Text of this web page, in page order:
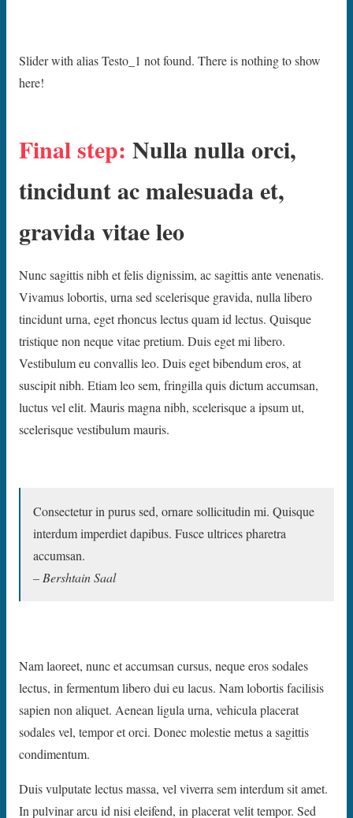
Slider with alias Testo_1 not found. There is nothing to show
here!
Final step: Nulla nulla orci,
tincidunt ac malesuada et,
gravida vitae leo
Nunc sagittis nibh et felis dignissim, ac sagittis ante venenatis.
Vivamus lobortis, urna sed scelerisque gravida, nulla libero
tincidunt urna, eget rhoncus lectus quam id lectus. Quisque
tristique non neque vitae pretium. Duis eget mi libero.
Vestibulum eu convallis leo. Duis eget bibendum eros, at
suscipit nibh. Etiam leo sem, fringilla quis dictum accumsan,
luctus vel elit. Mauris magna nibh, scelerisque a ipsum ut,
scelerisque vestibulum mauris.
Consectetur in purus sed, ornare sollicitudin mi. Quisque
interdum imperdiet dapibus. Fusce ultrices pharetra
accumsan.
– Bershtain Saal
Nam laoreet, nunc et accumsan cursus, neque eros sodales
lectus, in fermentum libero dui eu lacus. Nam lobortis facilisis
sapien non aliquet. Aenean ligula urna, vehicula placerat
sodales vel, tempor et orci. Donec molestie metus a sagittis
condimentum.
Duis vulputate lectus massa, vel viverra sem interdum sit amet.
In pulvinar arcu id nisi eleifend, in placerat velit tempor. Sed